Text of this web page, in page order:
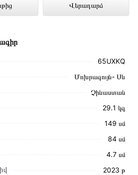
Վերադարձ
գնով 1 209 000
65UXKQ
Մոխրագույն- Սև
Չինաստան
29․1 կգ
149 սմ
84 սմ
4․7 սմ
2023 թ